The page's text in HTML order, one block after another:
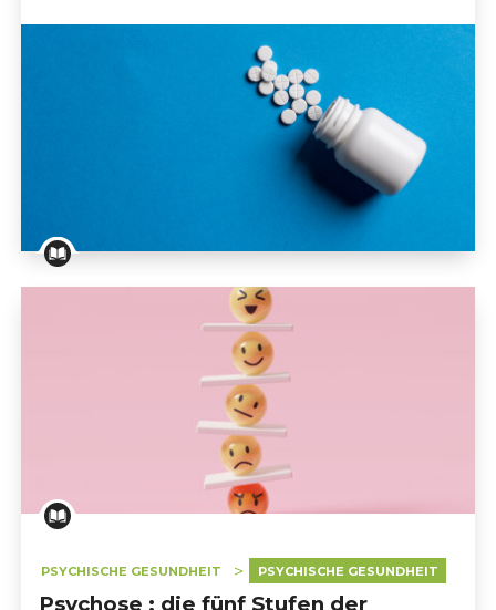
Wie wirkt ein Antipsychotikum?
PSYCHISCHE GESUNDHEIT PSYCHISCHE GESUNDHEIT
Psychose : die fünf Stufen der